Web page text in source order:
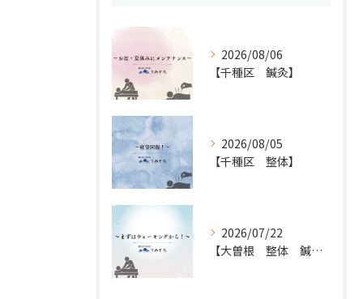
2026/08/06
【千種区 鍼灸】
2026/08/05
【千種区 整体】
2026/07/22
【大曽根 整体 鍼灸】